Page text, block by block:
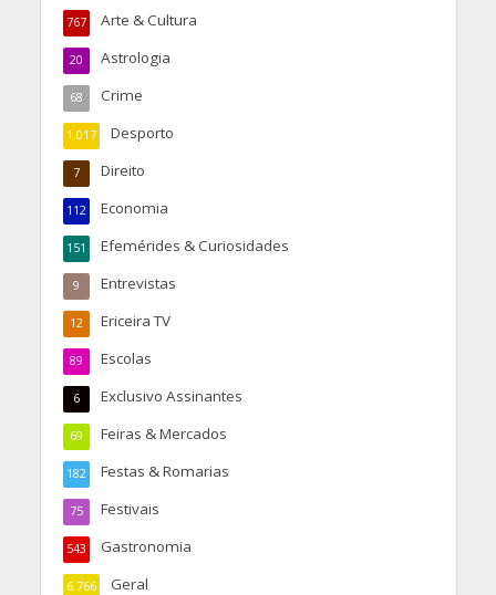
Arte & Cultura
767
Astrologia
20
Crime
68
Desporto
1.017
Direito
7
Economia
112
Efemérides & Curiosidades
151
Entrevistas
9
Ericeira TV
12
Escolas
89
Exclusivo Assinantes
6
Feiras & Mercados
69
Festas & Romarias
182
Festivais
75
Gastronomia
543
Geral
6.766